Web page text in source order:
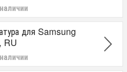
для Samsung
RU